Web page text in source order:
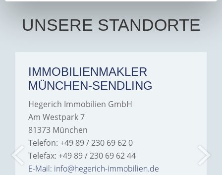
UNSERE STANDORTE
IMMOBILIENMAKLER
MÜNCHEN-SENDLING
Hegerich Immobilien GmbH
Am Westpark 7
81373 München
Telefon: +49 89 / 230 69 62 0
Telefax: +49 89 / 230 69 62 44
E-Mail: info@hegerich-immobilien.de